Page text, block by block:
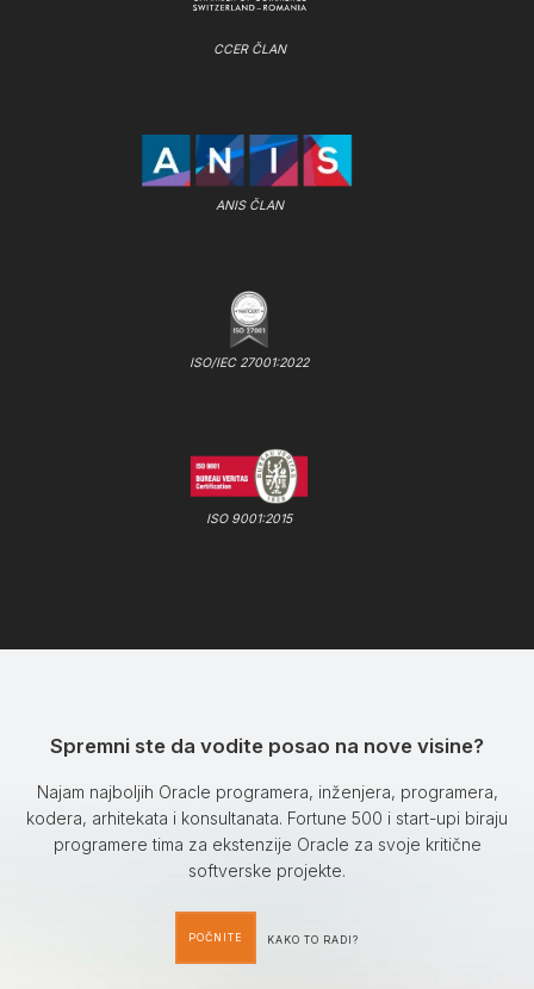
CCER ČLAN
ANIS ČLAN
ISO/IEC 27001:2022
ISO 9001:2015
Spremni ste da vodite posao na nove visine?
Najam najboljih Oracle programera, inženjera, programera,
kodera, arhitekata i konsultanata. Fortune 500 i start-upi biraju
programere tima za ekstenzije Oracle za svoje kritične
softverske projekte.
POČNITE KAKO TO RADI?